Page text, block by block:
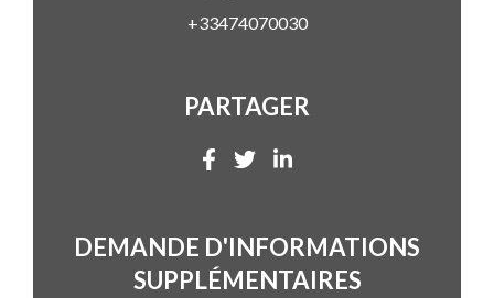
+33474070030
PARTAGER
DEMANDE D'INFORMATIONS
SUPPLÉMENTAIRES